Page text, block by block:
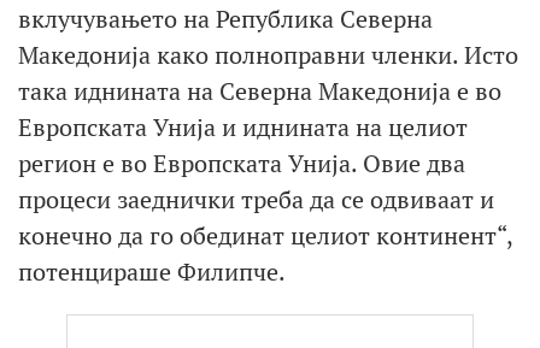
вклучувањето на Република Северна
Македонија како полноправни членки. Исто
така иднината на Северна Македонија е во
Европската Унија и иднината на целиот
регион е во Европската Унија. Овие два
процеси заеднички треба да се одвиваат и
конечно да го обединат целиот континент“,
потенцираше Филипче.